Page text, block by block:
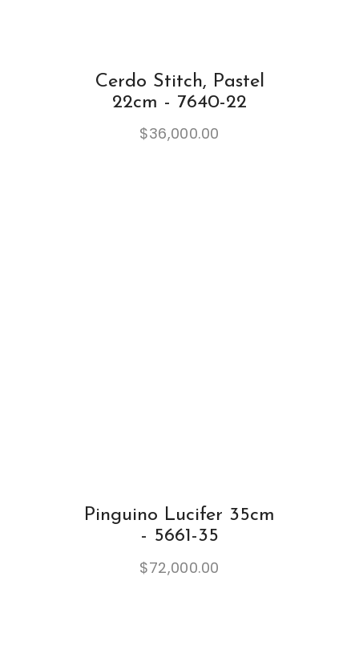
Cerdo Stitch, Pastel
22cm - 7640-22
$36,000.00
Pinguino Lucifer 35cm
- 5661-35
$72,000.00